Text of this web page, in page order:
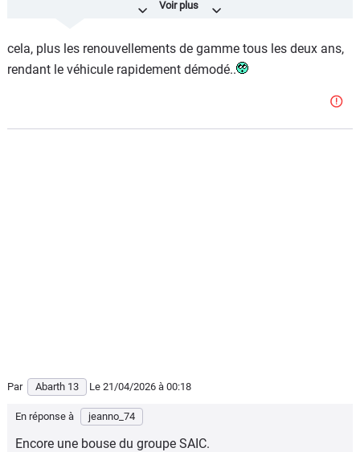
cela, plus les renouvellements de gamme tous les deux ans,
rendant le véhicule rapidement démodé..
Par Abarth 13 Le 21/04/2026 à 00:18
En réponse à jeanno_74
Encore une bouse du groupe SAIC.